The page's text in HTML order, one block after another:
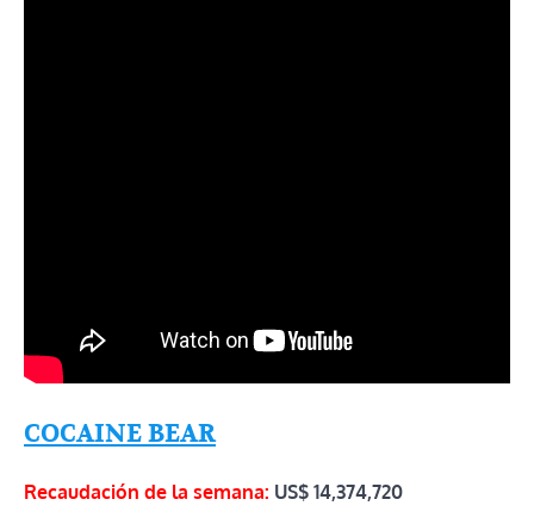
COCAINE BEAR
Recaudación de la semana: US$ 14,374,720